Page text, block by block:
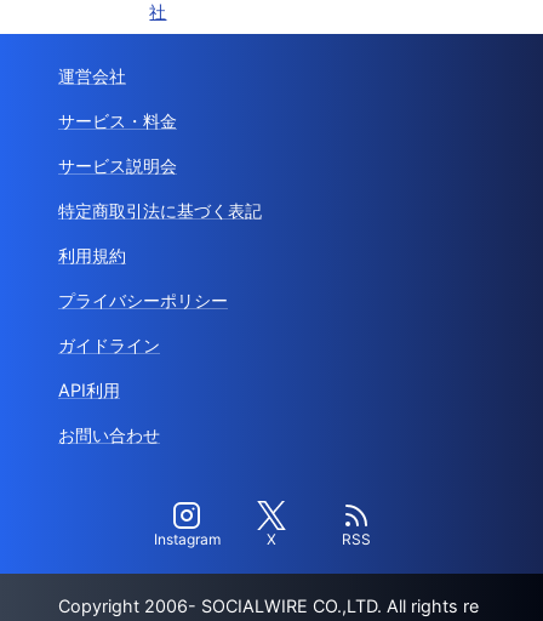
社
運営会社
サービス・料金
サービス説明会
特定商取引法に基づく表記
利用規約
プライバシーポリシー
ガイドライン
API利用
お問い合わせ
Instagram X RSS
Copyright 2006- SOCIALWIRE CO.,LTD. All rights re